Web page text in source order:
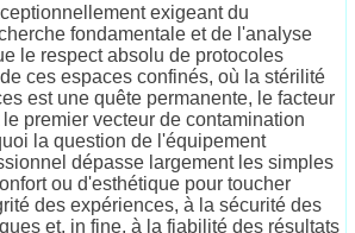
exigeant du
fondamentale et de l'analyse
le respect absolu de protocoles
ces espaces confinés, où la stérilité
est une quête permanente, le facteur
premier vecteur de contamination
la question de l'équipement
dépasse largement les simples
ou d'esthétique pour toucher
des expériences, à la sécurité des
et, in fine, à la fiabilité des résultats